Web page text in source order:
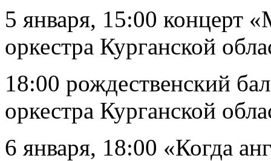
5 января, 15:00 концерт
оркестра Курганской
18:00 рождественский
оркестра Курганской
6 января, 18:00 «Когда